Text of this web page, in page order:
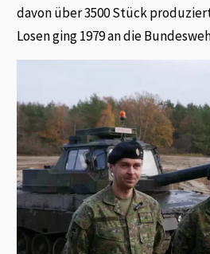
davon über 3500 Stück
Losen ging 1979 an die